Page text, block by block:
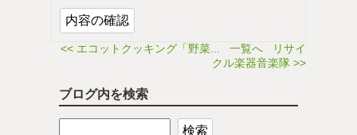
<< エコットクッキング「野菜... 一覧へ
リサイ
クル楽器音楽隊 >>
ブログ内を検索